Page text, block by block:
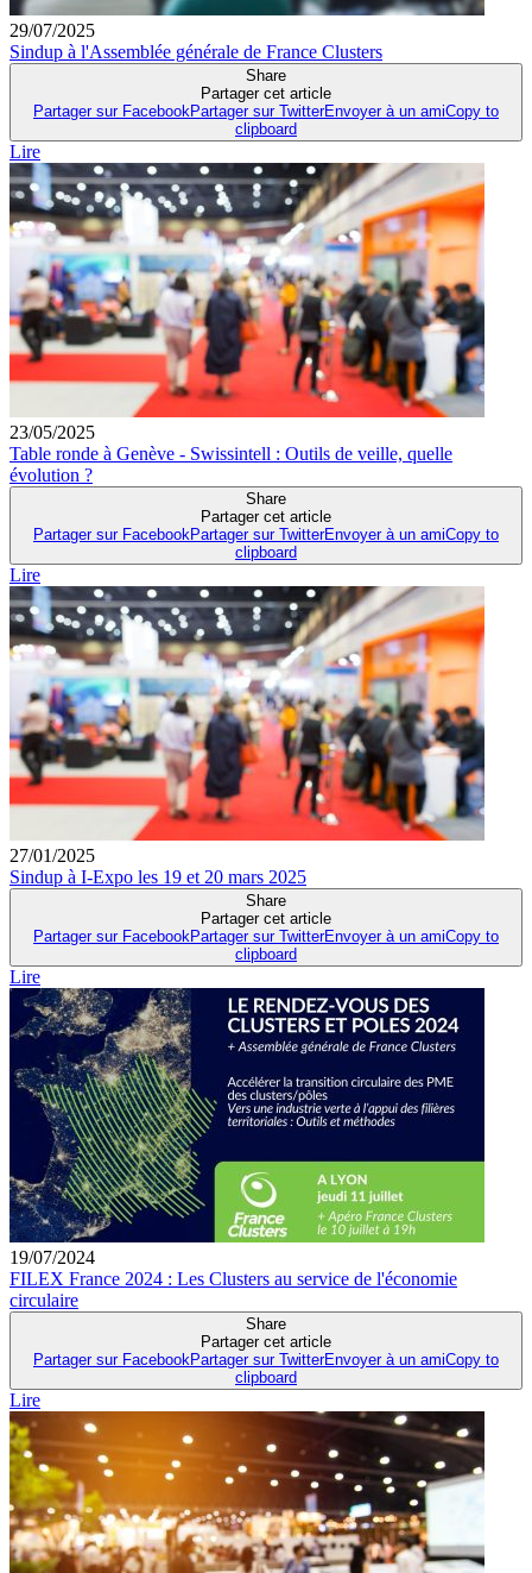
29/07/2025
Sindup à l'Assemblée générale de France Clusters
Share
Partager cet article
Partager sur Facebook Partager sur TwitterEnvoyer à un amiCopy to
clipboard
Lire
23/05/2025
Table ronde à Genève - Swissintell : Outils de veille, quelle
évolution ?
Share
Partager cet article
Partager sur Facebook Partager sur TwitterEnvoyer à un amiCopy to
clipboard
Lire
27/01/2025
Sindup à I-Expo les 19 et 20 mars 2025
Share
Partager cet article
Partager sur Facebook Partager sur TwitterEnvoyer à un amiCopy to
clipboard
Lire
19/07/2024
FILEX France 2024 : Les Clusters au service de l'économie
circulaire
Share
Partager cet article
Partager sur Facebook Partager sur TwitterEnvoyer à un amiCopy to
clipboard
Lire